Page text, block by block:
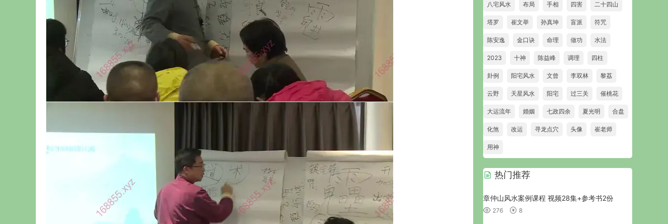
八宅风水 布局 手相 四害 二十四山
塔罗 崔文举 孙真坤 盲派 符咒
陈安逸 金口诀 命理 做功 水法
2023 十神 陈益峰 调理 四柱
卦例 阳宅风水 文曾 李双林 黎荔
云野 天星风水 阳宅 过三关 催桃花
大运流年 婚姻 七政四余 夏光明 合盘
化煞 改运 寻龙点穴 头像 崔老师
用神
热门推荐
章仲山风水案例课程 视频28集+参考书2份
276 8